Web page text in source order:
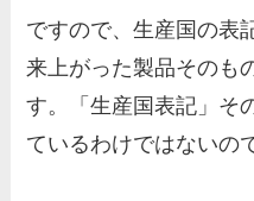
ですので、生産国の表
来上がった製品そのも
す。「生産国表記」そ
ているわけではないの